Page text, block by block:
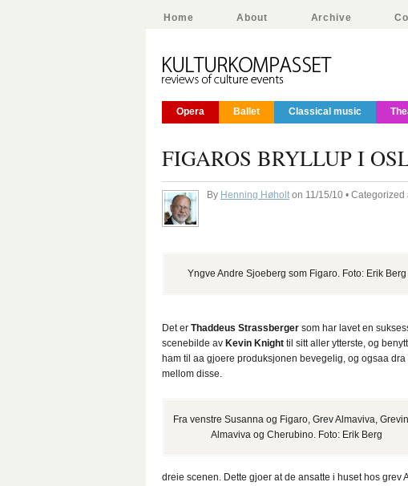
Home About Archive
Opera Ballet Classical music
FIGAROS BRYLLUP I
By Henning Høholton 11/15/10 • Categorized
Yngve Andre Sjoeberg som Figaro. Foto: Erik Berg
Det er Thaddeus Strassberger som har lavet en
scenebilde av Kevin Knight til sitt aller ytterste, og
ham til aa gjoere produksjonen bevegelig, og ogsaa
mellom disse.
Fra venstre Susanna og Figaro, Grev Almaviva,
Almaviva og Cherubino. Foto: Erik Berg
dreie scenen. Dette gjoer at de ansatte i huset hos